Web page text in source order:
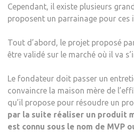
Cependant, il existe plusieurs
proposent un parrainage pour ces
Tout d’abord, le projet proposé
être validé sur le marché où il va
Le fondateur doit passer un
convaincre la maison mère de
qu’il propose pour résoudre un
par la suite réaliser un produit
est connu sous le nom de MVP